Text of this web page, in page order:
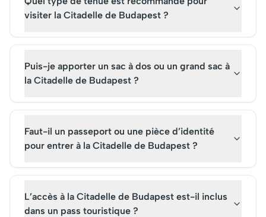
visiter la Citadelle de Budapest ?
Puis-je apporter un sac à dos ou un grand sac à
la Citadelle de Budapest ?
Faut-il un passeport ou une pièce d’identité
pour entrer à la Citadelle de Budapest ?
L’accès à la Citadelle de Budapest est-il inclus
dans un pass touristique ?